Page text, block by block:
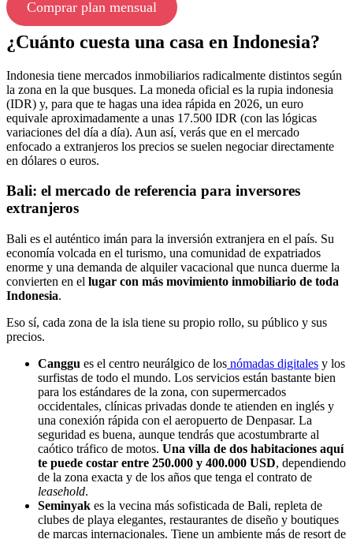
Comprar plan mensual
¿Cuánto cuesta una casa en Indonesia?
Indonesia tiene mercados inmobiliarios radicalmente distintos según
la zona en la que busques. La moneda oficial es la rupia indonesia
(IDR) y, para que te hagas una idea rápida en 2026, un euro
equivale aproximadamente a unas 17.500 IDR (con las lógicas
variaciones del día a día). Aun así, verás que en el mercado
enfocado a extranjeros los precios se suelen negociar directamente
en dólares o euros.
Bali: el mercado de referencia para inversores
extranjeros
Bali es el auténtico imán para la inversión extranjera en el país. Su
economía volcada en el turismo, una comunidad de expatriados
enorme y una demanda de alquiler vacacional que nunca duerme la
convierten en el lugar con más movimiento inmobiliario de toda
Indonesia.
Eso sí, cada zona de la isla tiene su propio rollo, su público y sus
precios.
Canggu es el centro neurálgico de los nómadas digitales y los
surfistas de todo el mundo. Los servicios están bastante bien
para los estándares de la zona, con supermercados
occidentales, clínicas privadas donde te atienden en inglés y
una conexión rápida con el aeropuerto de Denpasar. La
seguridad es buena, aunque tendrás que acostumbrarte al
caótico tráfico de motos. Una villa de dos habitaciones aquí
te puede costar entre 250.000 y 400.000 USD, dependiendo
de la zona exacta y de los años que tenga el contrato de
leasehold.
Seminyak es la vecina más sofisticada de Bali, repleta de
clubes de playa elegantes, restaurantes de diseño y boutiques
de marcas internacionales. Tiene un ambiente más de resort de